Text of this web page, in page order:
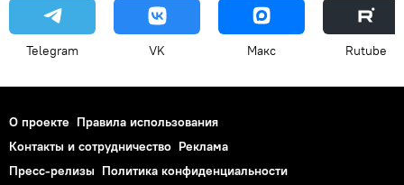
Telegram VK Макс Rutube
О проекте Правила использования
Контакты и сотрудничество Реклама
Пресс-релизы Политика конфиденциальности